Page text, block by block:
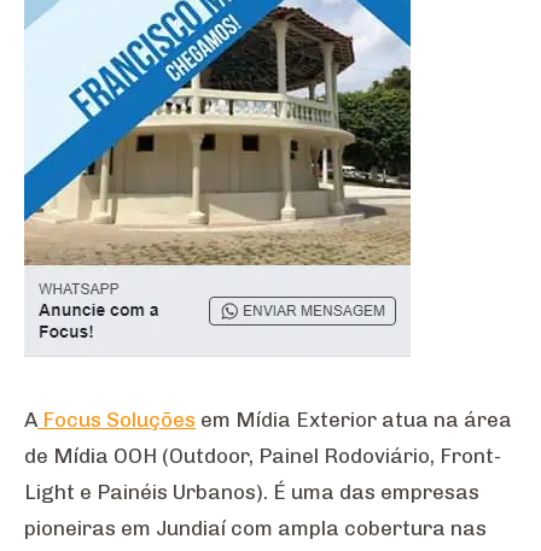
A Focus Soluções em Mídia Exterior atua na área
de Mídia OOH (Outdoor, Painel Rodoviário, Front-
Light e Painéis Urbanos). É uma das empresas
pioneiras em Jundiaí com ampla cobertura nas